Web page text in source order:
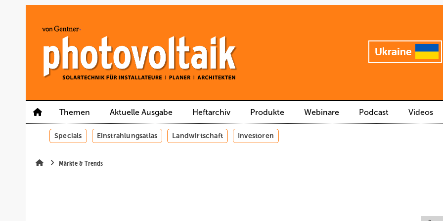
Themen Aktuelle Ausgabe Heftarchiv Produkte Webinare Podcast Videos
Specials Einstrahlungsatlas Landwirtschaft Investoren
Märkte & Trends